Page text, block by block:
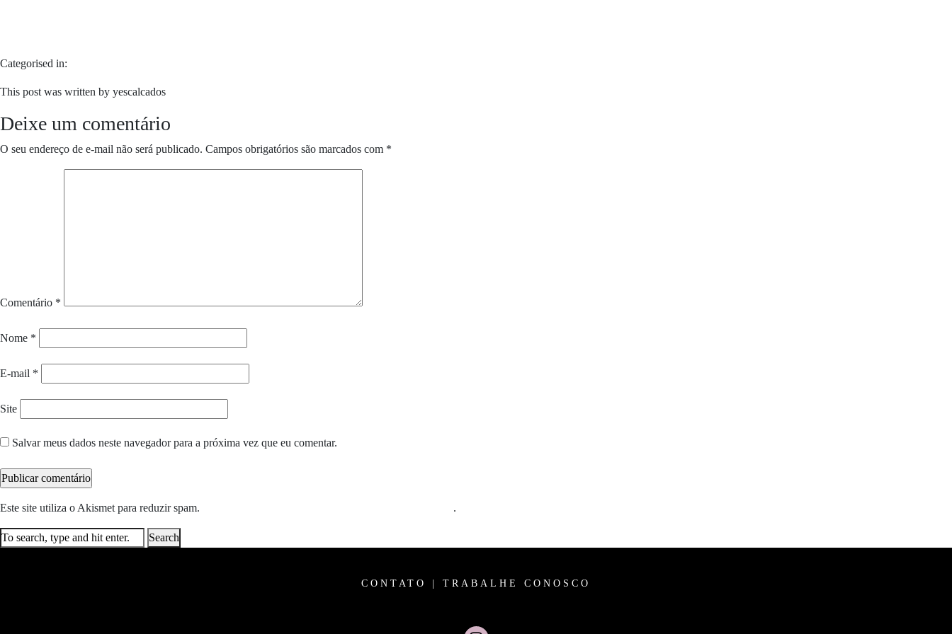
Categorised in:
This post was written by yescalcados
Deixe um comentário
O seu endereço de e-mail não será publicado. Campos obrigatórios são marcados com *
Comentário *
Nome *
E-mail *
Site
Salvar meus dados neste navegador para a próxima vez que eu comentar.
Este site utiliza o Akismet para reduzir spam. .
Search
CONTATO TRABALHE CONOSCO